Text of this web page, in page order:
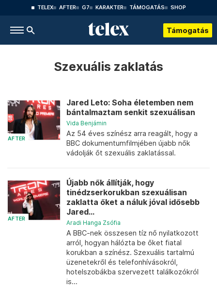
TELEX AFTER G7 KARAKTER TÁMOGATÁS SHOP
Támogatás
Szexuális zaklatás
AFTER
Jared Leto: Soha életemben nem
bántalmaztam senkit szexuálisan
Vida Benjámin
Az 54 éves színész arra reagált, hogy a
BBC dokumentumfilmjében újabb nők
vádolják őt szexuális zaklatással.
AFTER
Újabb nők állítják, hogy
tinédzserkorukban szexuálisan
zaklatta őket a náluk jóval idősebb
Jared...
Aradi Hanga Zsófia
A BBC-nek összesen tíz nő nyilatkozott
arról, hogyan hálózta be őket fiatal
korukban a színész. Szexuális tartalmú
üzenetekről és telefonhívásokról,
hotelszobákba szervezett találkozókról
is...